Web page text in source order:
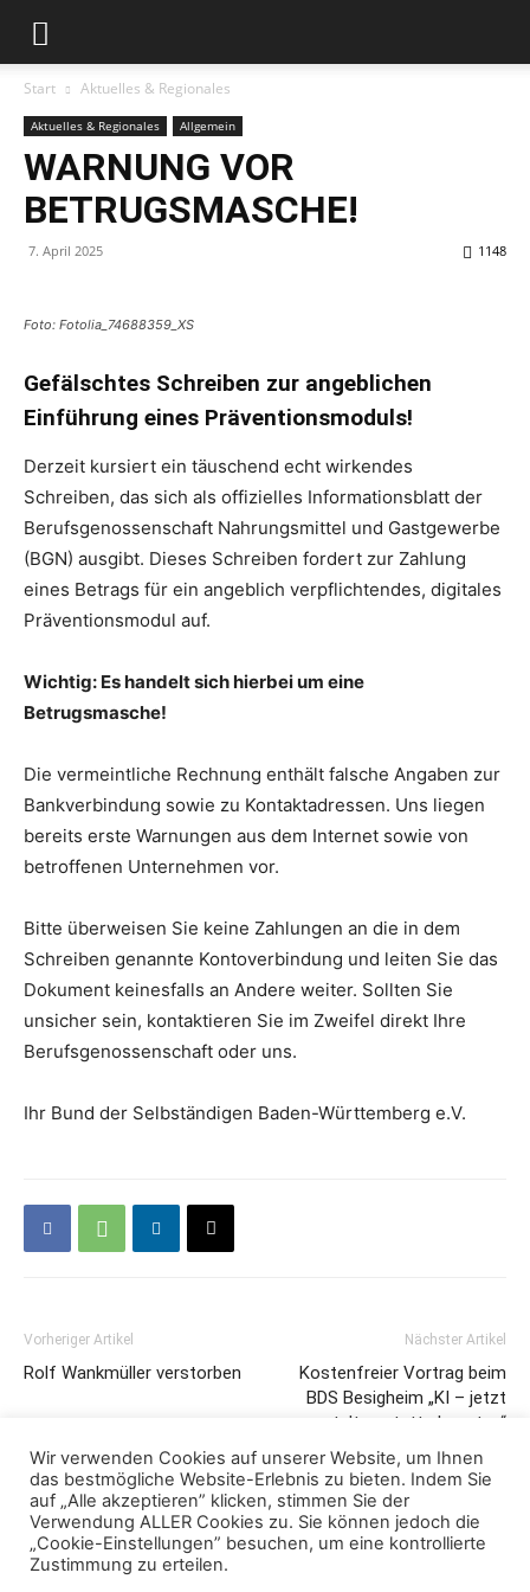
Start Aktuelles & Regionales
Aktuelles & Regionales Allgemein
WARNUNG VOR
BETRUGSMASCHE!
7. April 2025 1148
Foto: Fotolia_74688359_XS
Gefälschtes Schreiben zur angeblichen
Einführung eines Präventionsmoduls!
Derzeit kursiert ein täuschend echt wirkendes
Schreiben, das sich als offizielles Informationsblatt der
Berufsgenossenschaft Nahrungsmittel und Gastgewerbe
(BGN) ausgibt. Dieses Schreiben fordert zur Zahlung
eines Betrags für ein angeblich verpflichtendes, digitales
Präventionsmodul auf.
Wichtig: Es handelt sich hierbei um eine
Betrugsmasche!
Die vermeintliche Rechnung enthält falsche Angaben zur
Bankverbindung sowie zu Kontaktadressen. Uns liegen
bereits erste Warnungen aus dem Internet sowie von
betroffenen Unternehmen vor.
Bitte überweisen Sie keine Zahlungen an die in dem
Schreiben genannte Kontoverbindung und leiten Sie das
Dokument keinesfalls an Andere weiter. Sollten Sie
unsicher sein, kontaktieren Sie im Zweifel direkt Ihre
Berufsgenossenschaft oder uns.
Ihr Bund der Selbständigen Baden-Württemberg e.V.
Vorheriger Artikel
Rolf Wankmüller verstorben
Nächster Artikel
Kostenfreier Vortrag beim
BDS Besigheim „KI – jetzt
gestalten statt abwarten“
Wir verwenden Cookies auf unserer Website, um Ihnen
das bestmögliche Website-Erlebnis zu bieten. Indem Sie
auf „Alle akzeptieren” klicken, stimmen Sie der
Verwendung ALLER Cookies zu. Sie können jedoch die
„Cookie-Einstellungen” besuchen, um eine kontrollierte
Zustimmung zu erteilen.